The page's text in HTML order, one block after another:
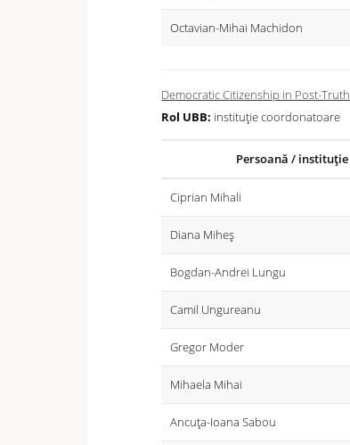
Octavian-Mihai Machidon
Democratic Citizenship in Post-
Rol UBB: instituție coordonatoare
Persoană / instituție
Ciprian Mihali
Diana Miheș
Bogdan-Andrei Lungu
Camil Ungureanu
Gregor Moder
Mihaela Mihai
Ancuța-Ioana Sabou